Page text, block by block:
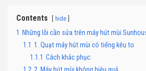
Contents hide
1 Những lỗi cần sửa trên máy hút mùi
1.1 1. Quạt máy hút mùi có tiếng kêu to
1.1.1 Cách khắc phục: